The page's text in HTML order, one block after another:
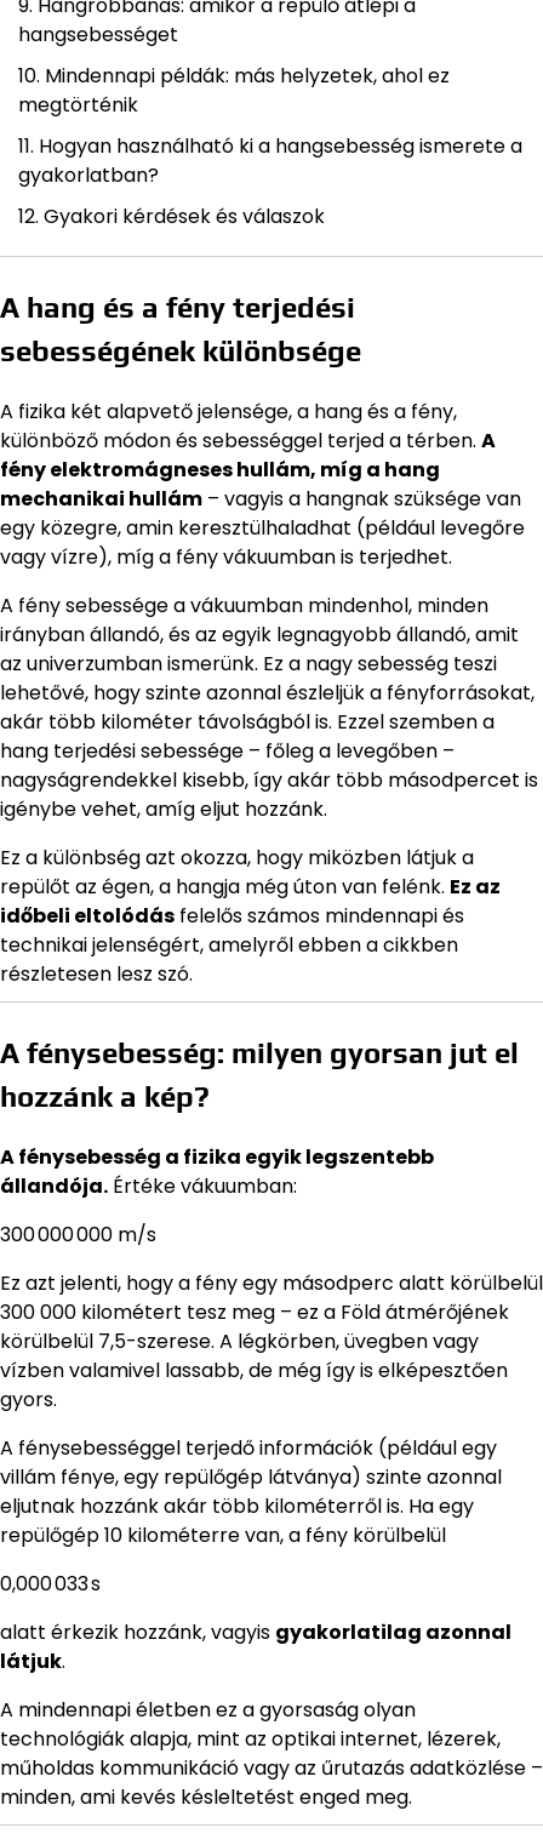
Hangrobbanás: amikor a repülő átlépi a
hangsebességet
Mindennapi példák: más helyzetek, ahol ez
megtörténik
Hogyan használható ki a hangsebesség ismerete a
gyakorlatban?
Gyakori kérdések és válaszok
A hang és a fény terjedési
sebességének különbsége
A fizika két alapvető jelensége, a hang és a fény,
különböző módon és sebességgel terjed a térben. A
fény elektromágneses hullám, míg a hang
mechanikai hullám – vagyis a hangnak szüksége van
egy közegre, amin keresztülhaladhat (például levegőre
vagy vízre), míg a fény vákuumban is terjedhet.
A fény sebessége a vákuumban mindenhol, minden
irányban állandó, és az egyik legnagyobb állandó, amit
az univerzumban ismerünk. Ez a nagy sebesség teszi
lehetővé, hogy szinte azonnal észleljük a fényforrásokat,
akár több kilométer távolságból is. Ezzel szemben a
hang terjedési sebessége – főleg a levegőben –
nagyságrendekkel kisebb, így akár több másodpercet is
igénybe vehet, amíg eljut hozzánk.
Ez a különbség azt okozza, hogy miközben látjuk a
repülőt az égen, a hangja még úton van felénk. Ez az
időbeli eltolódás felelős számos mindennapi és
technikai jelenségért, amelyről ebben a cikkben
részletesen lesz szó.
A fénysebesség: milyen gyorsan jut el
hozzánk a kép?
A fénysebesség a fizika egyik legszentebb
állandója. Értéke vákuumban:
300 000 000 m/s
Ez azt jelenti, hogy a fény egy másodperc alatt körülbelül
300 000 kilométert tesz meg – ez a Föld átmérőjének
körülbelül 7,5-szerese. A légkörben, üvegben vagy
vízben valamivel lassabb, de még így is elképesztően
gyors.
A fénysebességgel terjedő információk (például egy
villám fénye, egy repülőgép látványa) szinte azonnal
eljutnak hozzánk akár több kilométerről is. Ha egy
repülőgép 10 kilométerre van, a fény körülbelül
0,000 033 s
alatt érkezik hozzánk, vagyis gyakorlatilag azonnal
látjuk.
A mindennapi életben ez a gyorsaság olyan
technológiák alapja, mint az optikai internet, lézerek,
műholdas kommunikáció vagy az űrutazás adatközlése –
minden, ami kevés késleltetést enged meg.